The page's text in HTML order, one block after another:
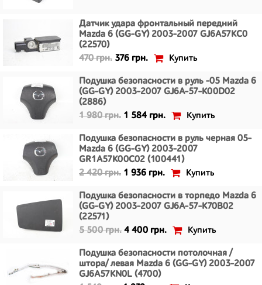
Датчик удара фронтальный передний
Mazda 6 (GG-GY) 2003-2007 GJ6A57KC0
(22570)
470 грн. 376 грн. Купить
Подушка безопасности в руль -05 Mazda 6
(GG-GY) 2003-2007 GJ6A-57-K00D02
(2886)
1 980 грн. 1 584 грн. Купить
Подушка безопасности в руль черная 05-
Mazda 6 (GG-GY) 2003-2007
GR1A57K00C02 (100441)
2 420 грн. 1 936 грн. Купить
Подушка безопасности в торпедо Mazda 6
(GG-GY) 2003-2007 GJ6A-57-K70B02
(22571)
5 500 грн. 4 400 грн. Купить
Подушка безопасности потолочная /
штора/ левая Mazda 6 (GG-GY) 2003-2007
GJ6A57KN0L (4700)